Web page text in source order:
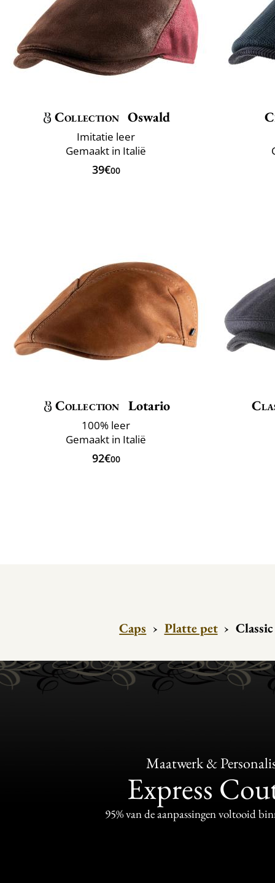
Collection Oswald
Imitatie leer
Gemaakt in Italië
39€00
Collection Lotario
100% leer
Gemaakt in Italië
92€00
Caps › Platte pet ›
Maatwerk &
Express
95% van de aanpassingen voltooid